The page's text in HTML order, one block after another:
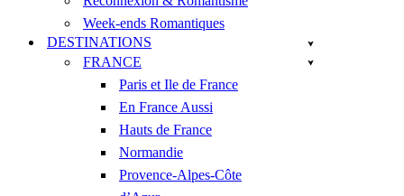
Week-ends Romantiques
DESTINATIONS
FRANCE
Paris et Ile de France
En France Aussi
Hauts de France
Normandie
Provence-Alpes-Côte